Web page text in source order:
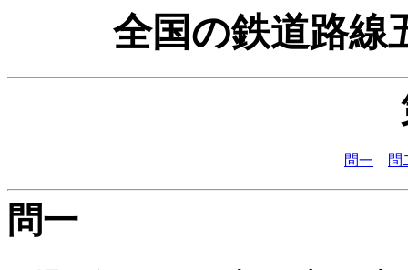
全国の鉄道路線
問一 問
問一